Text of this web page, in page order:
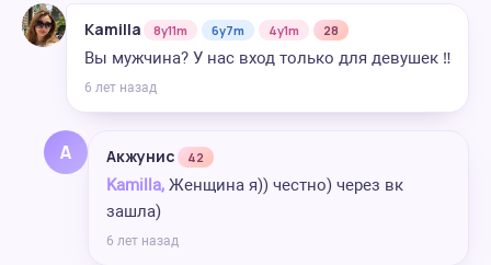
Kamilla 8y11m 6y7m 4y1m 28
Вы мужчина? У нас вход только для девушек ‼️
6 лет назад
А Акжунис 42
Kamilla, Женщина я)) честно) через вк
зашла)
6 лет назад